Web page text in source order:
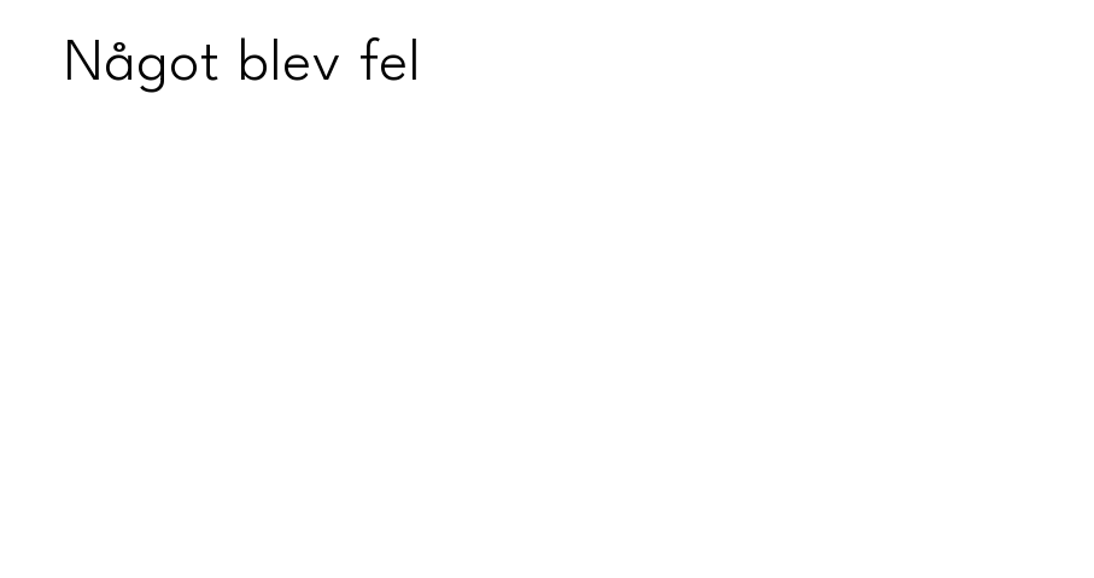
Något blev fel